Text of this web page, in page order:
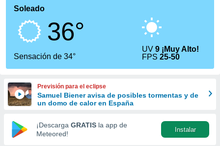
por
que se
calidad.
a este
las
y
forma
digital
basada
Soleado
36°
Sensación de 34°
UV9 ¡Muy Alto!
FPS25-50
Previsión para el eclipse
Samuel Biener avisa de posibles tormentas y de
un domo de calor en España
¡Descarga GRATIS la app de
Meteored!
Instalar